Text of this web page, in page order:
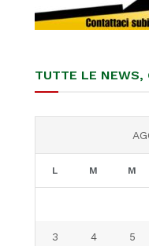
TUTTE LE NEWS,
L M M
3 4 5